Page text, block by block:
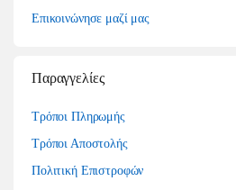
Επικοινώνησε μαζί μας
Παραγγελίες
Τρόποι Πληρωμής
Τρόποι Αποστολής
Πολιτική Επιστροφών